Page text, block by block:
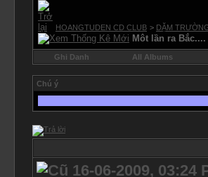
HOANGTUDEN CD CLUB > DẶM
Môt lần ra Bắc....
Ghi Danh All Albums
Chú ý
Sân
16-06-2009, 03:24